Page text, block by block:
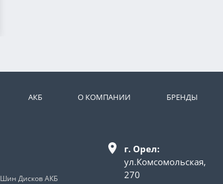
АКБ О КОМПАНИИ БРЕНДЫ
Дисков АКБ
г. Орел:
ул.Комсомольская,
270